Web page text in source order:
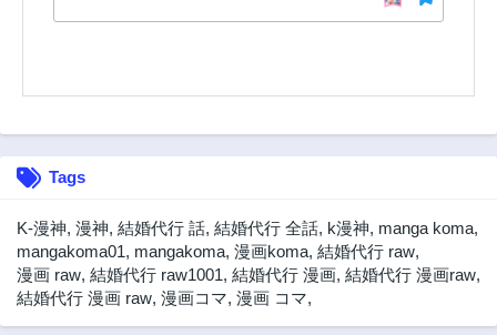
Tags
K-漫神, 漫神, 結婚代行 話, 結婚代行 全話, k漫神, manga koma,
mangakoma01, mangakoma, 漫画koma, 結婚代行 raw,
漫画 raw, 結婚代行 raw1001, 結婚代行 漫画, 結婚代行 漫画raw,
結婚代行 漫画 raw, 漫画コマ, 漫画 コマ,